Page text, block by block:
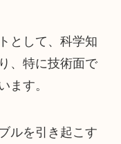
として、科学知
、特に技術面で
ます。
ルを引き起こす